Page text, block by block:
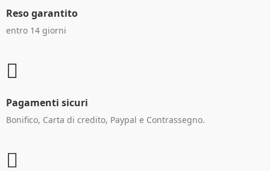
Reso garantito
entro 14 giorni
Pagamenti sicuri
Bonifico, Carta di credito, Paypal e Contrassegno.